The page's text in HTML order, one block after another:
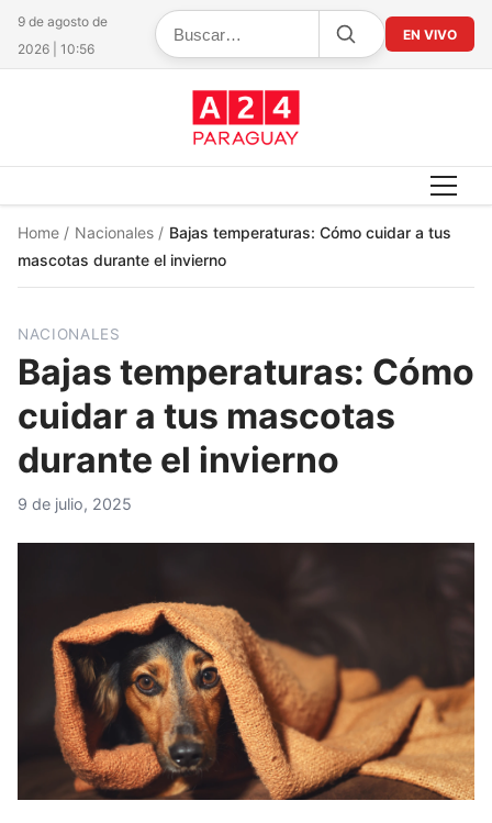
9 de agosto de
2026 | 10:56
EN VIVO
Home / Nacionales / Bajas temperaturas: Cómo cuidar a tus
mascotas durante el invierno
NACIONALES
Bajas temperaturas: Cómo
cuidar a tus mascotas
durante el invierno
9 de julio, 2025